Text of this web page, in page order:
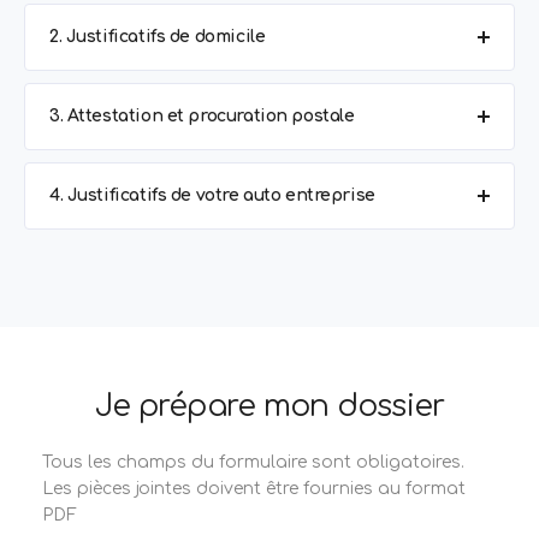
2. Justificatifs de domicile
3. Attestation et procuration postale
4. Justificatifs de votre auto entreprise
Je prépare mon dossier
Tous les champs du formulaire sont obligatoires.
Les pièces jointes doivent être fournies au format
PDF